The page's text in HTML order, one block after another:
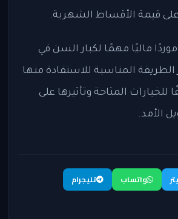
على قيمة الأقساط الشهرية.
ماليًا مهمًا لكبار السن في
الطريقة المناسبة للاستفادة منها
المتاحة وتأثيرها على
الأمد.
واتساب
تليجرام